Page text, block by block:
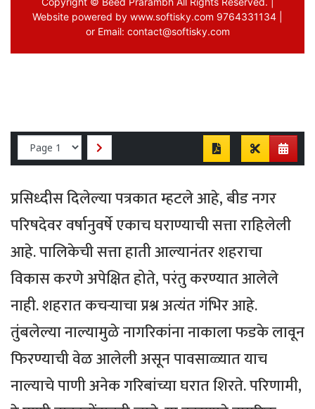
प्रसिध्दीस दिलेल्या पत्रकात म्हटले आहे, बीड नगर
परिषदेवर वर्षानुवर्षे एकाच घराण्याची सत्ता राहिलेली
आहे. पालिकेची सत्ता हाती आल्यानंतर शहराचा
विकास करणे अपेक्षित होते, परंतु करण्यात आलेले
नाही. शहरात कचऱ्याचा प्रश्न अत्यंत गंभिर आहे.
तुंबलेल्या नाल्यामुळे नागरिकांना नाकाला फडके लावून
फिरण्याची वेळ आलेली असून पावसाळ्यात याच
नाल्याचे पाणी अनेक गरिबांच्या घरात शिरते. परिणामी,